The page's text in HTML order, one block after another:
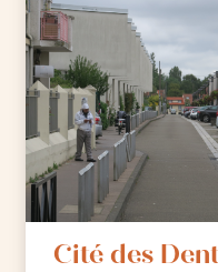
Cité des